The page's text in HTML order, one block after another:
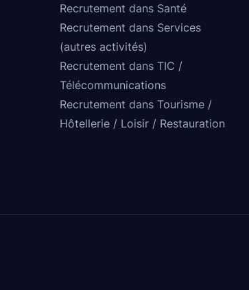
Recrutement dans Santé
Recrutement dans Services
(autres activités)
Recrutement dans TIC /
Télécommunications
Recrutement dans Tourisme /
Hôtellerie / Loisir / Restauration